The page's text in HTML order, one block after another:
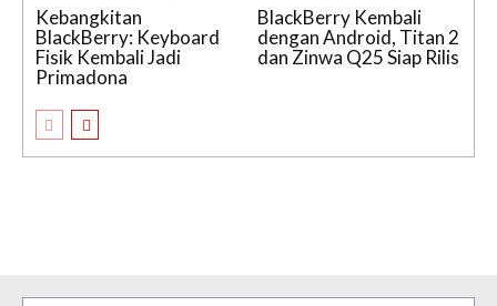
Kebangkitan
BlackBerry: Keyboard
Fisik Kembali Jadi
Primadona
BlackBerry Kembali
dengan Android, Titan 2
dan Zinwa Q25 Siap Rilis